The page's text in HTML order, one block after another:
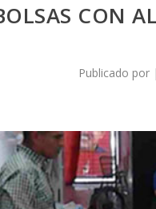
CON
Publicado por